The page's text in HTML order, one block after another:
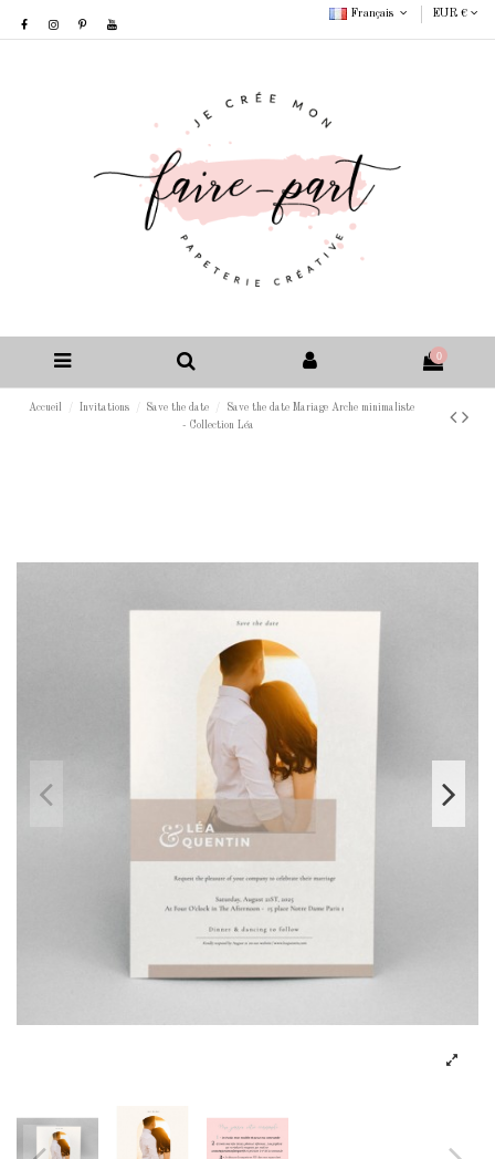
Français EUR €
0
Accueil Invitations Save the date
Save the date Mariage Arche minimaliste
- Collection Léa